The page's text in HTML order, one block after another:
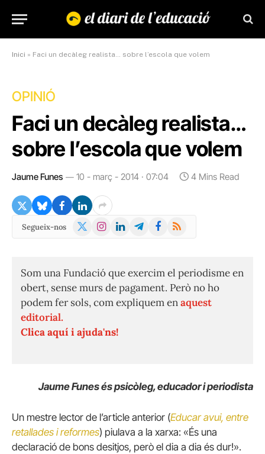
Inici » Faci un decàleg realista… sobre l’escola que volem
OPINIÓ
Faci un decàleg realista…
sobre l’escola que volem
Jaume Funes 10 - març - 2014 · 07:04 4 Mins Read
Segueix-nos
X
Instagram
LinkedInTelegramFacebook
RSS
Som una Fundació que exercim el periodisme en
obert, sense murs de pagament. Però no ho
podem fer sols, com expliquem enaquest
editorial.
Clica aquí i ajuda'ns!
Jaume Funes és psicòleg, educador i periodista
Un mestre lector de l’article anterior (Educar avui, entre
retallades i reformes) piulava a la xarxa: «És una
declaració de bons desitjos, però el dia a dia és dur!».